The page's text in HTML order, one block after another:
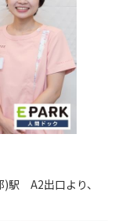
駅 A2出口より、